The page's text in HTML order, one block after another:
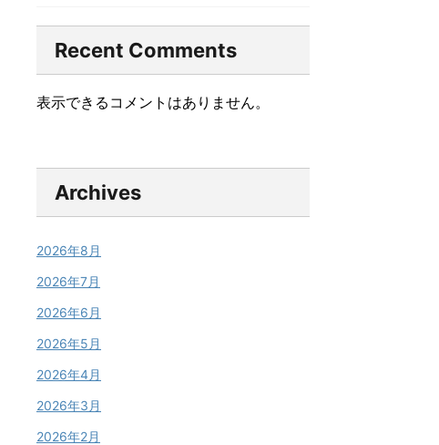
Recent Comments
表示できるコメントはありません。
Archives
2026年8月
2026年7月
2026年6月
2026年5月
2026年4月
2026年3月
2026年2月